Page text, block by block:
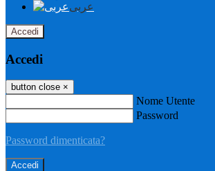
عربى
Accedi
Accedi
button close ×
Nome Utente
Password
Password dimenticata?